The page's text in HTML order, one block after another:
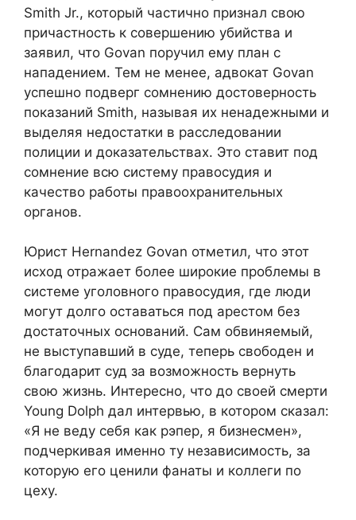
Smith Jr., который частично признал свою
причастность к совершению убийства и
заявил, что Govan поручил ему план с
нападением. Тем не менее, адвокат Govan
успешно подверг сомнению достоверность
показаний Smith, называя их ненадежными и
выделяя недостатки в расследовании
полиции и доказательствах. Это ставит под
сомнение всю систему правосудия и
качество работы правоохранительных
органов.
Юрист Hernandez Govan отметил, что этот
исход отражает более широкие проблемы в
системе уголовного правосудия, где люди
могут долго оставаться под арестом без
достаточных оснований. Сам обвиняемый,
не выступавший в суде, теперь свободен и
благодарит суд за возможность вернуть
свою жизнь. Интересно, что до своей смерти
Young Dolph дал интервью, в котором сказал:
«Я не веду себя как рэпер, я бизнесмен»,
подчеркивая именно ту независимость, за
которую его ценили фанаты и коллеги по
цеху.